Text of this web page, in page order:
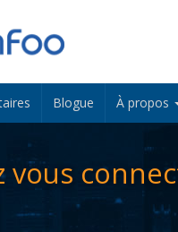
Blogue À propos
vous